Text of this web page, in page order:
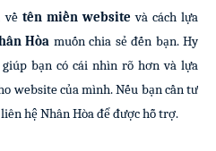
về tên miền website và cách lựa
Hòa muốn chia sẻ đến bạn. Hy
bạn có cái nhìn rõ hơn và lựa
website của mình. Nếu bạn cần tư
hệ Nhân Hòa để được hỗ trợ.